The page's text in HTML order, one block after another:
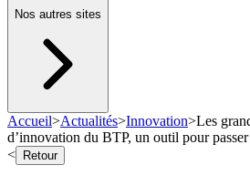
Nos autres sites
Accueil>Actualités>Innovation>Les
d’innovation du BTP, un outil pour passer
<
Retour